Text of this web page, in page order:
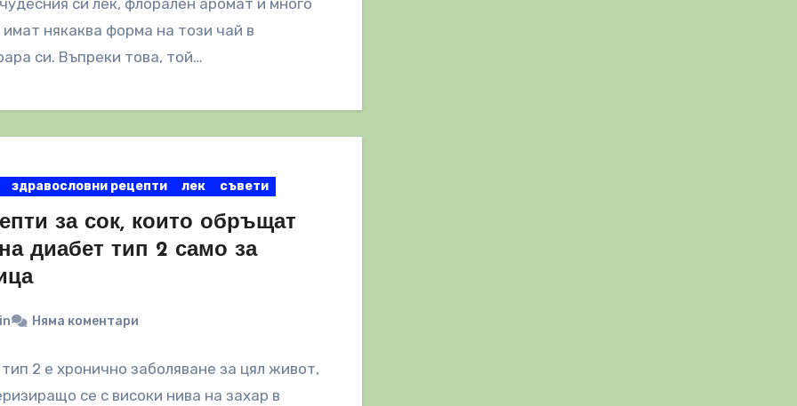
имат някаква форма на този чай в
си. Въпреки това, той…
здравословни рецепти лек съвети
за сок, които обръщат
диабет тип 2 само за
Няма коментари
2 е хронично заболяване за цял живот,
се с високи нива на захар в